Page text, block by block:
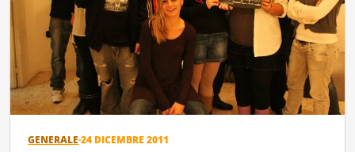
GENERALE·24 DICEMBRE 2011